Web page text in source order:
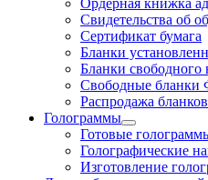
Свидетельства об
Сертификат бумага
Бланки
Бланки свободного
Свободные бланки
Распродажа
Голограммы
Готовые
Голографические
Изготовление